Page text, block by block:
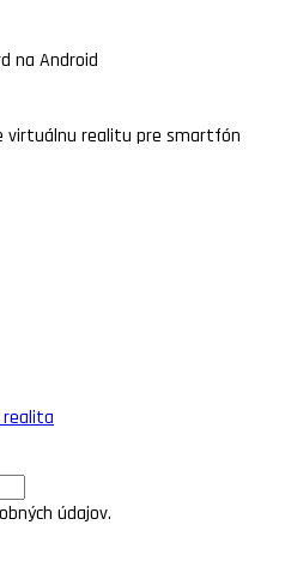
na Android
virtuálnu realitu pre smartfón
údajov.